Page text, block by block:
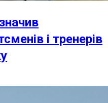
і тренерів